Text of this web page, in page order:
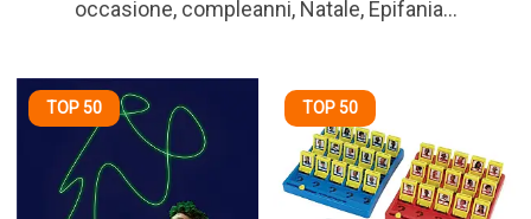
occasione, compleanni, Natale, Epifania...
TOP 50 TOP 50